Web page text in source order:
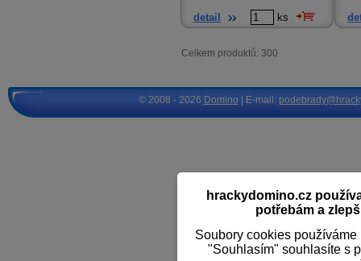
detail ks
Celkem produktů: 300
hrackydomino.cz
potřebám a
Soubory cookies
"Souhlasím" souhlasíte s
© 2008 - 2026 Domino | E-mail: